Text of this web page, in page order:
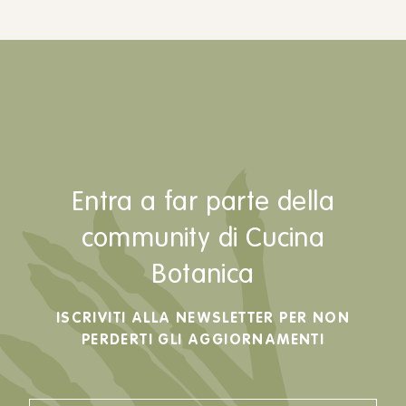
Entra a far parte della
community di Cucina
Botanica
ISCRIVITI ALLA NEWSLETTER PER NON
PERDERTI GLI AGGIORNAMENTI